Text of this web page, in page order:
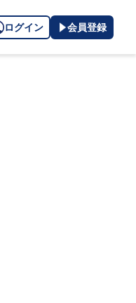
ログイン 会員登録